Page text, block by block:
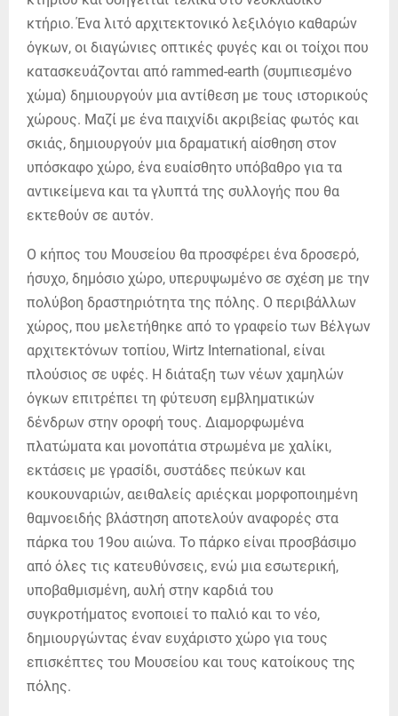
κτήριο. Ένα λιτό αρχιτεκτονικό λεξιλόγιο καθαρών
όγκων, οι διαγώνιες οπτικές φυγές και οι τοίχοι που
κατασκευάζονται από rammed-earth (συµπιεσµένο
χώµα) δηµιουργούν µια αντίθεση µε τους ιστορικούς
χώρους. Μαζί µε ένα παιχνίδι ακριβείας φωτός και
σκιάς, δηµιουργούν µια δραµατική αίσθηση στον
υπόσκαφο χώρο, ένα ευαίσθητο υπόβαθρο για τα
αντικείµενα και τα γλυπτά της συλλογής που θα
εκτεθούν σε αυτόν.
Ο κήπος του Μουσείου θα προσφέρει ένα δροσερό,
ήσυχο, δηµόσιο χώρο, υπερυψωµένο σε σχέση µε την
πολύβοη δραστηριότητα της πόλης. Ο περιβάλλων
χώρος, που µελετήθηκε από το γραφείο των Βέλγων
αρχιτεκτόνων τοπίου, Wirtz International, είναι
πλούσιος σε υφές. Η διάταξη των νέων χαµηλών
όγκων επιτρέπει τη φύτευση εµβληµατικών
δένδρων στην οροφή τους. Διαµορφωµένα
πλατώµατα και µονοπάτια στρωµένα µε χαλίκι,
εκτάσεις µε γρασίδι, συστάδες πεύκων και
κουκουναριών, αειθαλείς αριέςκαι µορφοποιηµένη
θαµνοειδής βλάστηση αποτελούν αναφορές στα
πάρκα του 19ου αιώνα. Το πάρκο είναι προσβάσιµο
από όλες τις κατευθύνσεις, ενώ µια εσωτερική,
υποβαθµισµένη, αυλή στην καρδιά του
συγκροτήµατος ενοποιεί το παλιό και το νέο,
δηµιουργώντας έναν ευχάριστο χώρο για τους
επισκέπτες του Μουσείου και τους κατοίκους της
πόλης.